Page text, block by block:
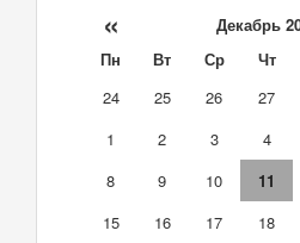
« Декабрь
Пн Вт Ср Чт
24
25 26 27
1
2 3 4
8
9 10 11
15
16 17 18